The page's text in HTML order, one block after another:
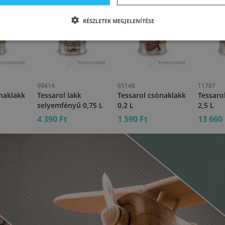
99414
Tessarol lakk
selyemfényű 0,75 L
4 390 Ft
65148
Tessarol csónaklakk
0,2 L
1 590 Ft
11787
2,5 L
13
RÉSZLETEK MEGJELENÍTÉSE